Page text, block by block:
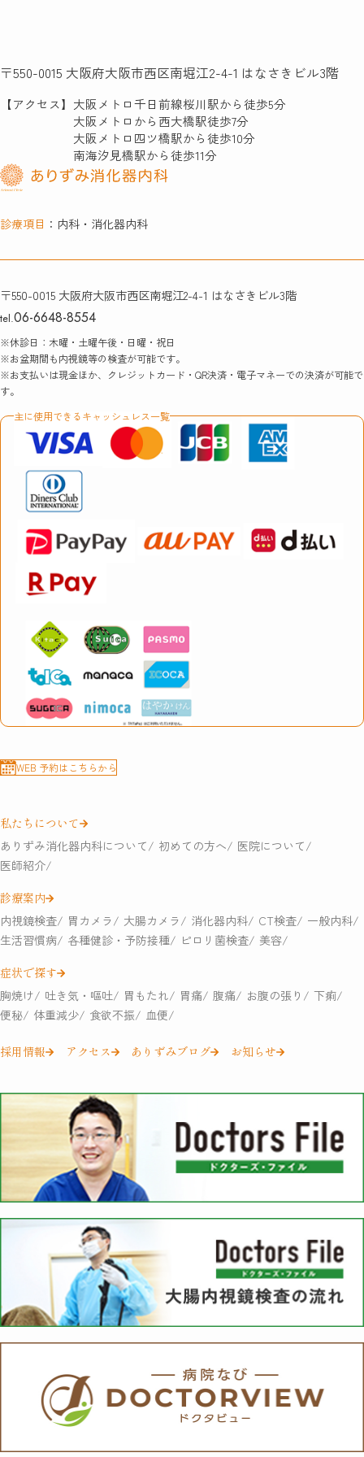
〒550-0015 大阪府大阪市西区南堀江2-4-1 はなさきビル3階
【アクセス】 大阪メトロ千日前線桜川駅から徒歩5分
大阪メトロから西大橋駅徒歩7分
大阪メトロ四ツ橋駅から徒歩10分
南海汐見橋駅から徒歩11分
診療項目 ：内科・消化器内科
〒550-0015 大阪府大阪市西区南堀江2-4-1 はなさきビル3階
tel.06-6648-8554
※休診日：木曜・土曜午後・日曜・祝日
※お盆期間も内視鏡等の検査が可能です。
※お支払いは現金ほか、クレジットカード・QR決済・電子マネーでの決済が可能で
す。
主に使用できるキャッシュレス一覧
WEB 予約はこちらから
私たちについて
ありずみ消化器内科について
初めての方へ
医院について
医師紹介
診療案内
内視鏡検査
胃カメラ 大腸カメラ 消化器内科 CT検査
一般内科
生活習慣病
各種健診・予防接種 ピロリ菌検査
美容
症状で探す
胸焼け
吐き気・嘔吐 胃もたれ 胃痛 腹痛 お腹の張り
下痢
便秘
体重減少 食欲不振 血便
採用情報 アクセス ありずみブログ お知らせ